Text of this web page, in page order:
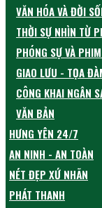
VĂN HÓA VÀ ĐỜI
THỜI SỰ NHÌN TỪ
PHÓNG SỰ VÀ
GIAO LƯU - TỌA
CÔNG KHAI NGÂN
VĂN BẢN
HƯNG YÊN 24/7
AN NINH - AN TOÀN
NÉT ĐẸP XỨ NHÃN
PHÁT THANH